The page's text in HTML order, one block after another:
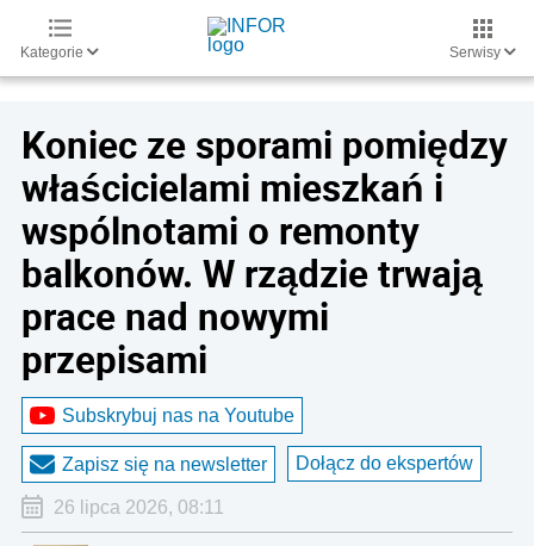
Kategorie Serwisy
Koniec ze sporami pomiędzy
właścicielami mieszkań i
wspólnotami o remonty
balkonów. W rządzie trwają
prace nad nowymi
przepisami
Subskrybuj nas na Youtube
Zapisz się na newsletter Dołącz do ekspertów
26 lipca 2026, 08:11